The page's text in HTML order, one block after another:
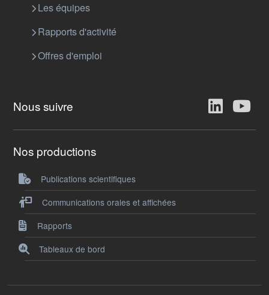
Les équipes
Rapports d'activité
Offres d'emploi
Nous suivre
Nos productions
Publications scientifiques
Communications orales et affichées
Rapports
Tableaux de bord